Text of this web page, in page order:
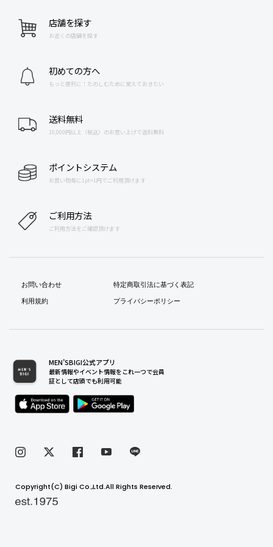
店舗を探す
お近くの店舗を探す
初めての方へ
もっと便利に！たのしむために覚えておきたい
送料無料
10,000円以上（税込）のお買い上げで送料無料
ポイントシステム
お買い物毎に1pt=1円でご利用頂けます
ご利用方法
ご利用方法をご確認頂けます
お問い合わせ
利用規約
特定商取引法に基づく表記
プライバシーポリシー
MEN’SBIGI公式アプリ
最新情報やイベント情報をこれ一つで会員
証として店頭でも利用可能
Copyright(C) Bigi Co.,Ltd.All Rights Reserved.